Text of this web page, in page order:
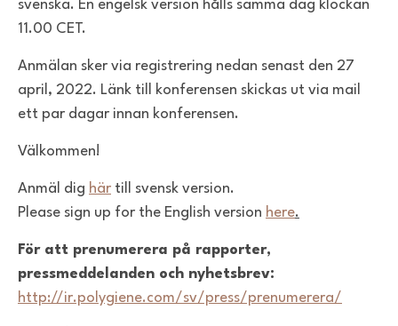
svenska. En engelsk version hålls samma dag klockan
11.00 CET.
Anmälan sker via registrering nedan senast den 27
april, 2022. Länk till konferensen skickas ut via mail
ett par dagar innan konferensen.
Välkommen!
Anmäl dig här till svensk version.
Please sign up for the English version here.
För att prenumerera på rapporter,
pressmeddelanden och nyhetsbrev:
http://ir.polygiene.com/sv/press/prenumerera/